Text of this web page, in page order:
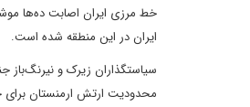
خط مرزی ایران اصابت ده‌ها
ایران در این منطقه شده است.
سیاستگذاران زیرک و نیرنگ‌باز
محدودیت ارتش ارمنستان برای